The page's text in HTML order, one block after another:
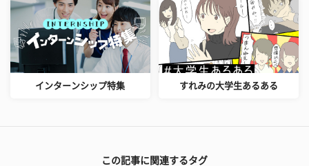
インターンシップ特集 すれみの大学生あるある
この記事に関連するタグ